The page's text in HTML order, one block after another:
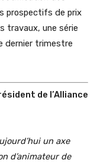
prospectifs de prix
travaux, une série
dernier trimestre
de l’Alliance
un axe
d’animateur de